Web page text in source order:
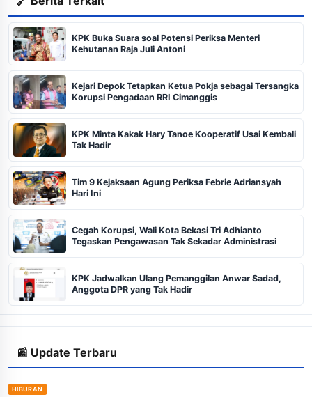
KPK Buka Suara soal Potensi Periksa Menteri
Kehutanan Raja Juli Antoni
Kejari Depok Tetapkan Ketua Pokja sebagai Tersangka
Korupsi Pengadaan RRI Cimanggis
KPK Minta Kakak Hary Tanoe Kooperatif Usai Kembali
Tak Hadir
Tim 9 Kejaksaan Agung Periksa Febrie Adriansyah
Hari Ini
Cegah Korupsi, Wali Kota Bekasi Tri Adhianto
Tegaskan Pengawasan Tak Sekadar Administrasi
KPK Jadwalkan Ulang Pemanggilan Anwar Sadad,
Anggota DPR yang Tak Hadir
📰 Update Terbaru
HIBURAN